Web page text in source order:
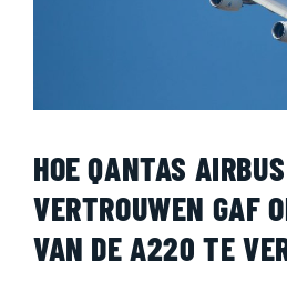
HOE QANTAS
VERTROUWEN GAF
VAN DE A220 TE